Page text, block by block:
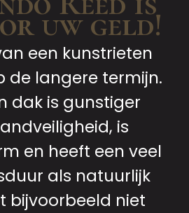
uw geld!
een kunstrieten
de langere termijn.
dak is gunstiger
is
en heeft een veel
als natuurlijk
bijvoorbeeld niet